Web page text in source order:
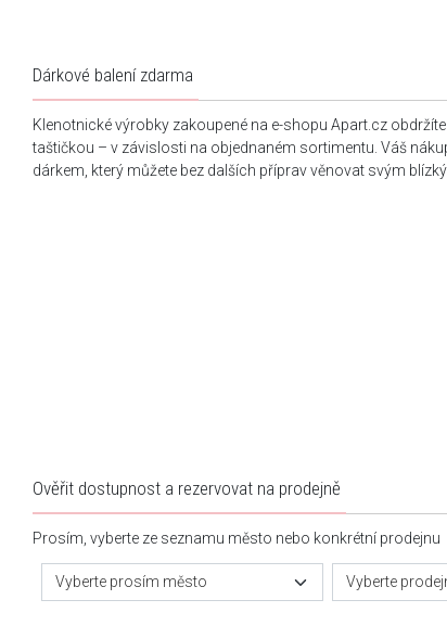
Dárkové balení zdarma
Klenotnické výrobky zakoupené na e-shopu Apart.cz
taštičkou – v závislosti na objednaném sortimentu. Váš
dárkem, který můžete bez dalších příprav věnovat svým
Ověřit dostupnost a rezervovat na prodejně
Prosím, vyberte ze seznamu město nebo konkrétní prodejnu
Vyberte prosím město Vyberte